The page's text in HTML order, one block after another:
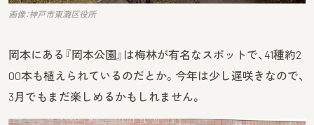
画像：神戸市東灘区役所
岡本にある『岡本公園』は梅林が有名なスポットで、41種約2
00本も植えられているのだとか。今年は少し遅咲きなので、
3月でもまだ楽しめるかもしれません。